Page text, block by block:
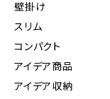
壁掛け
スリム
コンパクト
アイデア商品
アイデア収納